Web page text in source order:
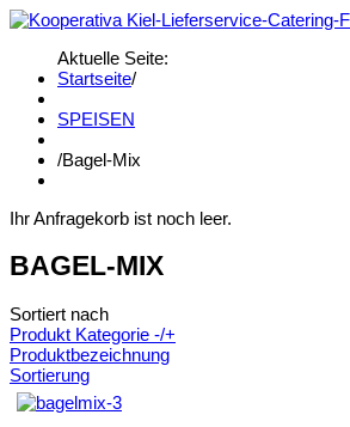
Aktuelle Seite:
Startseite/
SPEISEN
/Bagel-Mix
Ihr Anfragekorb ist noch leer.
BAGEL-MIX
Sortiert nach
Produkt Kategorie -/+
Produktbezeichnung
Sortierung